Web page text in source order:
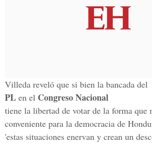
Villeda reveló que si bien la bancada del
PL en el Congreso Nacional
tiene la libertad de votar de la forma que
conveniente para la democracia de
'estas situaciones enervan y crean un